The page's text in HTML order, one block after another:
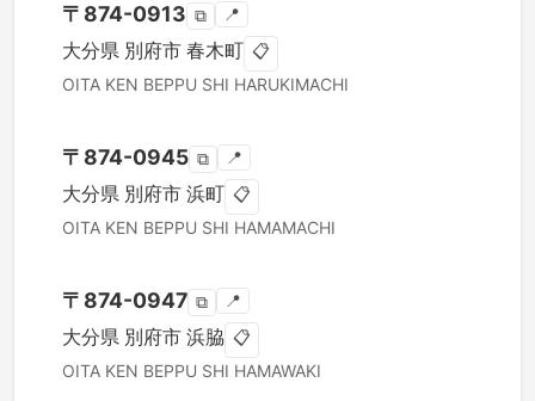
〒 874-0913 ⧉ 📍
大分県 別府市 春木町 📋
OITA KEN BEPPU SHI HARUKIMACHI
〒 874-0945 ⧉ 📍
大分県 別府市 浜町 📋
OITA KEN BEPPU SHI HAMAMACHI
〒 874-0947 ⧉ 📍
大分県 別府市 浜脇 📋
OITA KEN BEPPU SHI HAMAWAKI